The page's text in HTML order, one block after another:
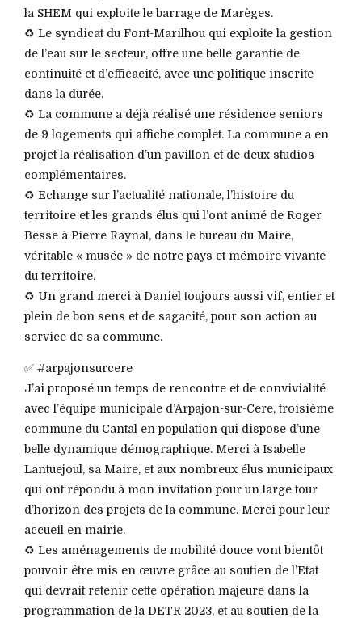
la SHEM qui exploite le barrage de Marèges.
♻️ Le syndicat du Font-Marilhou qui exploite la gestion
de l’eau sur le secteur, offre une belle garantie de
continuité et d’efficacité, avec une politique inscrite
dans la durée.
♻️ La commune a déjà réalisé une résidence seniors
de 9 logements qui affiche complet. La commune a en
projet la réalisation d’un pavillon et de deux studios
complémentaires.
♻️ Echange sur l’actualité nationale, l’histoire du
territoire et les grands élus qui l’ont animé de Roger
Besse à Pierre Raynal, dans le bureau du Maire,
véritable « musée » de notre pays et mémoire vivante
du territoire.
♻️ Un grand merci à Daniel toujours aussi vif, entier et
plein de bon sens et de sagacité, pour son action au
service de sa commune.
✅ #arpajonsurcere
J’ai proposé un temps de rencontre et de convivialité
avec l’équipe municipale d’Arpajon-sur-Cere, troisième
commune du Cantal en population qui dispose d’une
belle dynamique démographique. Merci à Isabelle
Lantuejoul, sa Maire, et aux nombreux élus municipaux
qui ont répondu à mon invitation pour un large tour
d’horizon des projets de la commune. Merci pour leur
accueil en mairie.
♻️ Les aménagements de mobilité douce vont bientôt
pouvoir être mis en œuvre grâce au soutien de l’Etat
qui devrait retenir cette opération majeure dans la
programmation de la DETR 2023, et au soutien de la